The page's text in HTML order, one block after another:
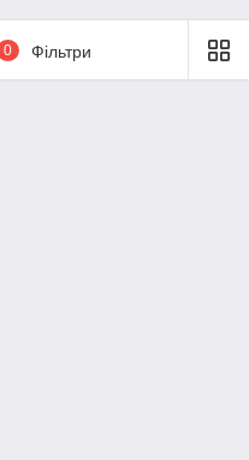
0 Фільтри